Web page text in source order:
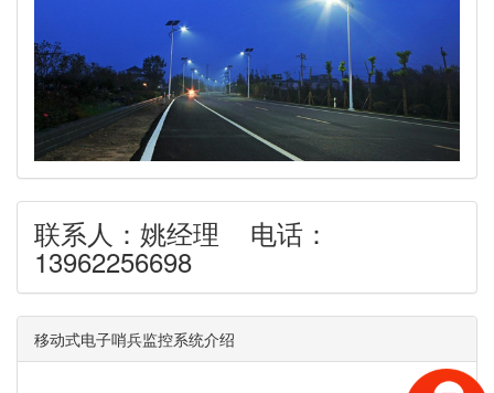
联系人：姚经理 电话：
13962256698
移动式电子哨兵监控系统介绍